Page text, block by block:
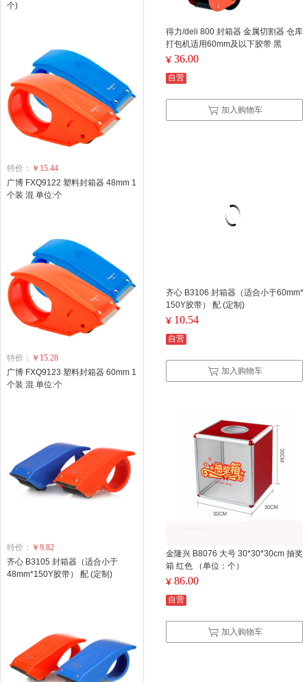
得力/deli 800 封箱器 金属切割器 仓库
打包机适用60mm及以下胶带 黑
¥ 36.00
自营
加入购物车
齐心 B3106 封箱器（适合小于60mm*
150Y胶带） 配 (定制)
¥ 10.54
自营
加入购物车
金隆兴 B8076 大号 30*30*30cm 抽奖
箱 红色 （单位：个）
¥ 86.00
自营
加入购物车
个)
特价： ￥15.44
广博 FXQ9122 塑料封箱器 48mm 1
个装 混 单位:个
特价： ￥15.28
广博 FXQ9123 塑料封箱器 60mm 1
个装 混 单位:个
特价： ￥9.82
齐心 B3105 封箱器（适合小于
48mm*150Y胶带） 配 (定制)